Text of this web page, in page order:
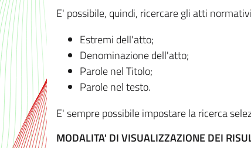
E' possibile, quindi, ricercare gli atti
Estremi dell'atto;
Denominazione dell'atto;
Parole nel Titolo;
Parole nel testo.
E' sempre possibile impostare la ricerca
MODALITA' DI VISUALIZZAZIONE DEI